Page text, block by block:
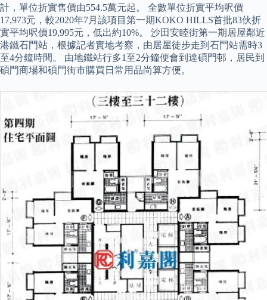
計，單位折實售價由554.5萬元起。 全數單位折實平均呎價
17,973元，較2020年7月該項目第一期KOKO HILLS首批83伙折
實平均呎價19,995元，低出約10%。 沙田安睦街第一期居屋鄰近
港鐵石門站，根據記者實地考察，由居屋徒步走到石門站需時3
至4分鐘時間。 由地鐵站行多1至2分鐘便會到達碩門邨，居民到
碩門商場和碩門街市購買日常用品尚算方便。